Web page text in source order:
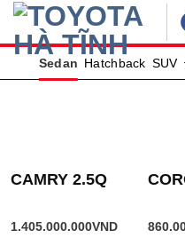
Skip
content
Sedan Hatchback SUV
CAMRY 2.5Q
1.405.000.000VND
COROLLA